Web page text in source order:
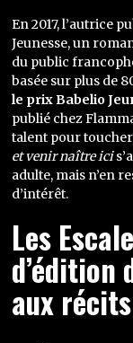
En 2017, l’autrice
Jeunesse, un
du public
basée sur plus de
le prix Babelio
publié chez
talent pour
et venir naître ici
adulte, mais n’en
d’intérêt.
Les
d’édition
aux